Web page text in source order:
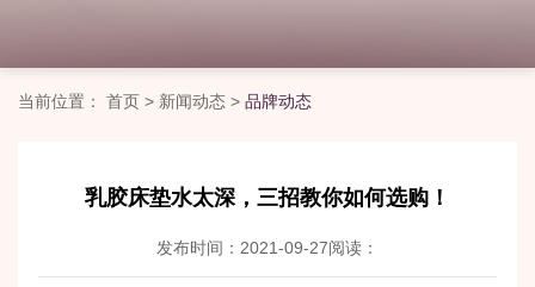
当前位置： 首页 > 新闻动态 > 品牌动态
乳胶床垫水太深，三招教你如何选购！
发布时间：2021-09-27阅读：